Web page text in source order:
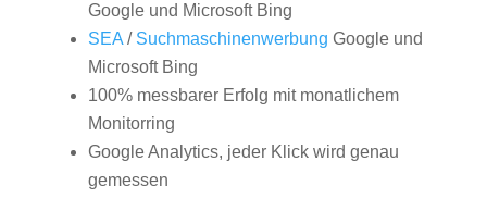
Google und Microsoft Bing
SEA/ Suchmaschinenwerbung Google und
Microsoft Bing
100% messbarer Erfolg mit monatlichem
Monitorring
Google Analytics, jeder Klick wird genau
gemessen